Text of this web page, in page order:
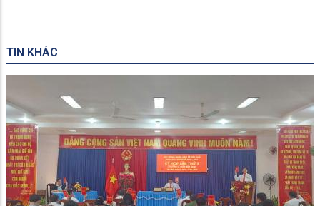
TIN KHÁC